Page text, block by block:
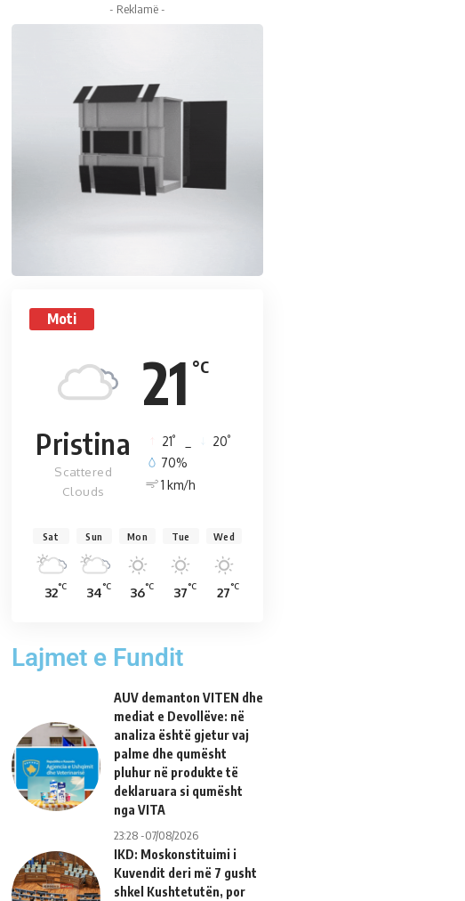
- Reklamë -
Moti
21 °C
Pristina
Scattered
Clouds
21° 20°
70%
1 km/h
Sat
32°C
Sun
34°C
Mon
36°C
Tue
37°C
Wed
27°C
Lajmet e Fundit
AUV demanton VITEN dhe
mediat e Devollëve: në
analiza është gjetur vaj
palme dhe qumësht
pluhur në produkte të
deklaruara si qumësht
nga VITA
23:28 -07/08/2026
IKD: Moskonstituimi i
Kuvendit deri më 7 gusht
shkel Kushtetutën, por